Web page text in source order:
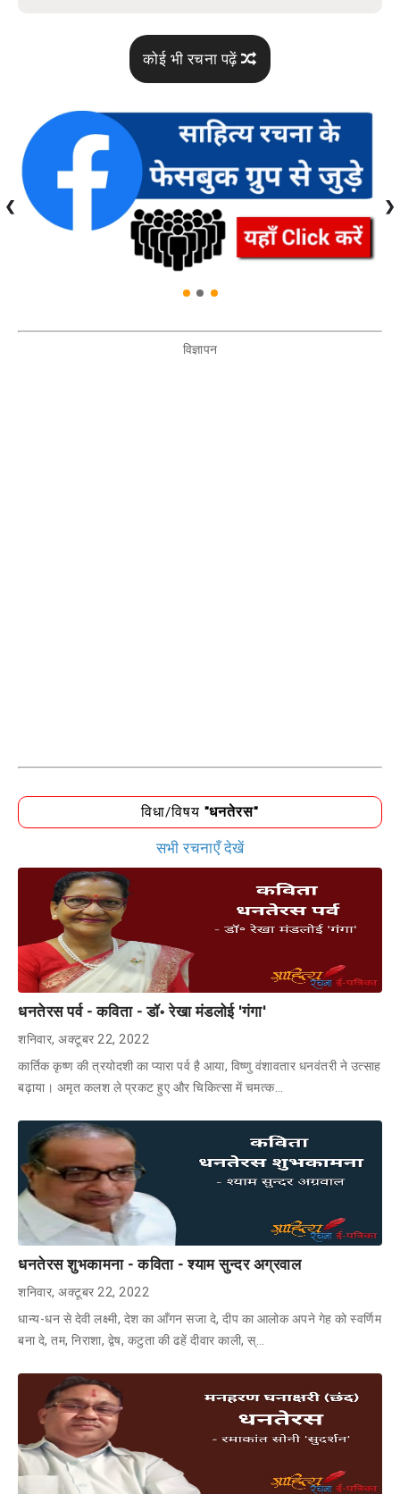
कोई भी रचना पढ़ें
❮ ❯
विज्ञापन
विधा/विषय "धनतेरस"
सभी रचनाएँ देखें
धनतेरस पर्व - कविता - डॉ॰ रेखा मंडलोई 'गंगा'
शनिवार, अक्टूबर 22, 2022
कार्तिक कृष्ण की त्रयोदशी का प्यारा पर्व है आया, विष्णु वंशावतार धनवंतरी ने उत्साह
बढ़ाया। अमृत कलश ले प्रकट हुए और चिकित्सा में चमत्क…
धनतेरस शुभकामना - कविता - श्याम सुन्दर अग्रवाल
शनिवार, अक्टूबर 22, 2022
धान्य-धन से देवी लक्ष्मी, देश का आँगन सजा दे, दीप का आलोक अपने गेह को स्वर्णिम
बना दे, तम, निराशा, द्वेष, कटुता की ढहें दीवार काली, स्…